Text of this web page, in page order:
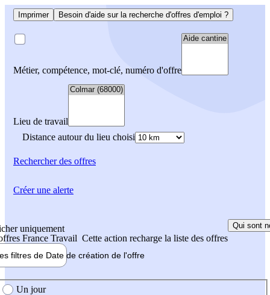
Imprimer Besoin d'aide sur la recherche d'offres d'emploi ?
Métier, compétence, mot-clé, numéro d'offre
Lieu de travail
Distance autour du lieu choisi
Rechercherdes offres
uniquement
France Travail Cette action recharge la liste des offres
Qui sont
filtres de Date de création de l'offre
création de l'offre
Un jour
Créer une alerte